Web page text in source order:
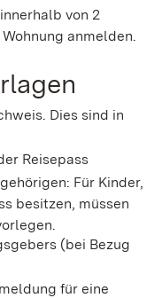
von 2
anmelden.
Dies sind in
Reisepass
Für Kinder,
besitzen, müssen
(bei Bezug
für eine